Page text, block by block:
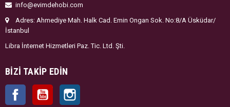
info@evimdehobi.com
Adres: Ahmediye Mah. Halk Cad. Emin Ongan Sok. No:8/A Üsküdar/
İstanbul
Libra İnternet Hizmetleri Paz. Tic. Ltd. Şti.
BIZI TAKIP EDIN
Facebook YouTube